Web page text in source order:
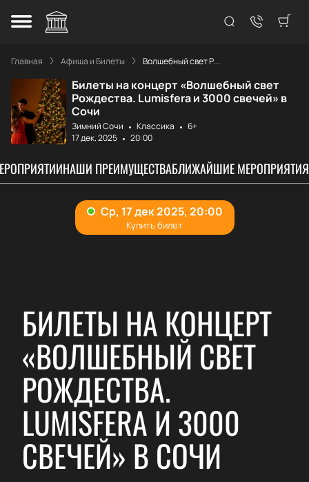
Главная Афиша и Билеты Волшебный свет Р...
Билеты на концерт «Волшебный свет
Рождества. Lumisfera и 3000 свечей» в
Сочи
Зимний Сочи Классика
6+
17 дек. 2025
20:00
НАШИ ПРЕИМУЩЕСТВАБЛИЖАЙШИЕ МЕРОПРИЯТИЯ
БИЛЕТЫ НА КОНЦЕРТ
«ВОЛШЕБНЫЙ СВЕТ
РОЖДЕСТВА.
LUMISFERA И 3000
СВЕЧЕЙ» В СОЧИ